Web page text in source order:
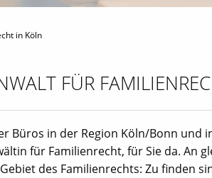
in Köln
FÜR
Büros in der Region Köln/Bonn und
für Familienrecht, für Sie da. An
des Familienrechts: Zu finden